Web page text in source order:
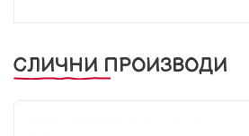
СЛИЧНИ ПРОИЗВОДИ